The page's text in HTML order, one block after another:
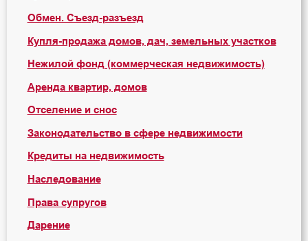
Обмен. Съезд-разъезд
Купля-продажа домов, дач, земельных участков
Нежилой фонд (коммерческая недвижимость)
Аренда квартир, домов
Отселение и снос
Законодательство в сфере недвижимости
Кредиты на недвижимость
Наследование
Права супругов
Дарение